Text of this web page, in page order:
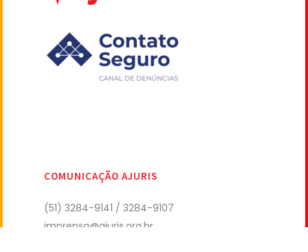
COMUNICAÇÃO AJURIS
(51) 3284-9141 / 3284-9107
imprensa@ajuris.org.br